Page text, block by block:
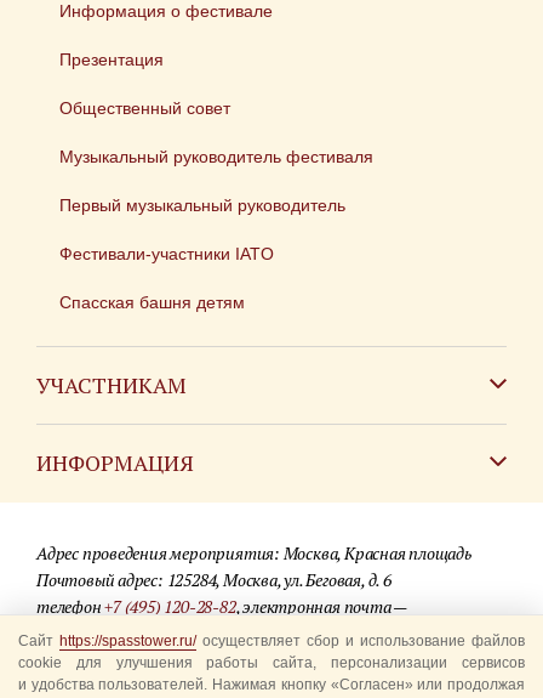
Информация о фестивале
Презентация
Общественный совет
Музыкальный руководитель фестиваля
Первый музыкальный руководитель
Фестивали-участники IATO
Спасская башня детям
УЧАСТНИКАМ
ИНФОРМАЦИЯ
Для СМИ
Где купить билеты
Акции
Адрес проведения мероприятия: Москва, Красная площадь
Почтовый адрес: 125284, Москва, ул. Беговая, д. 6
телефон+7 (495) 120-28-82, электронная почта —
info@spasstower.ru
© 2009-2025 Официальный сайт фестиваля «Спасская башня»
Сайт https://spasstower.ru/осуществляет сбор и использование файлов
cookie для улучшения работы сайта, персонализации сервисов
и удобства пользователей. Нажимая кнопку «Согласен» или продолжая